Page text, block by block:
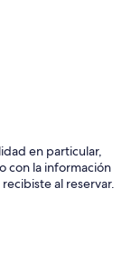
en particular,
con la información
al reservar.